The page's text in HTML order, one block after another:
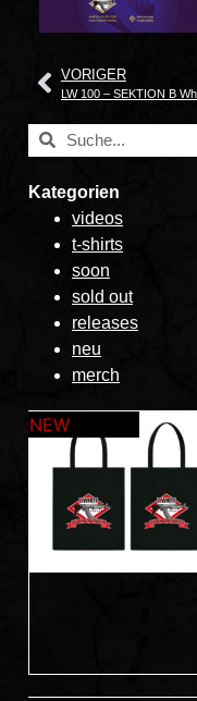
VORIGER
Kategorien
videos
t-shirts
soon
sold out
releases
neu
merch